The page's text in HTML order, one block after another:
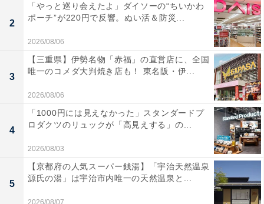
2
「やっと巡り会えたよ」ダイソーの“ちいかわ
ポーチ”が220円で反響。ぬい活＆防災...
2026/08/06
3
【三重県】伊勢名物「赤福」の直営店に、全国
唯一のコメダ大判焼き店も！ 東名阪・伊...
2026/08/06
4
「1000円には見えなかった」スタンダードプ
ロダクツのリュックが「高見えする」の...
2026/08/03
5
【京都府の人気スーパー銭湯】「宇治天然温泉
源氏の湯」は宇治市内唯一の天然温泉と...
2026/08/07